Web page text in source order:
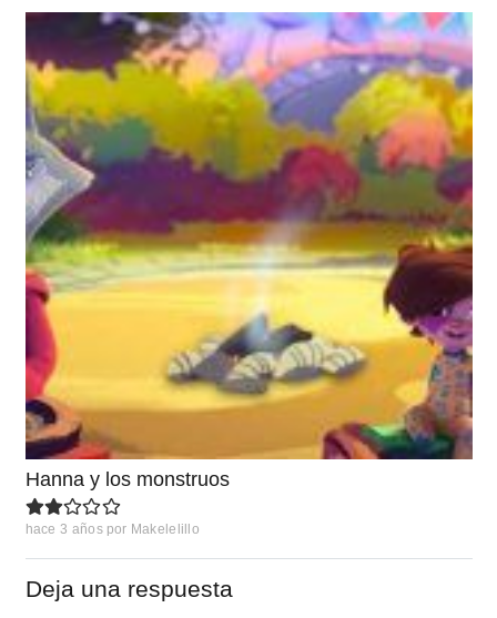
Hanna y los monstruos
hace 3 años por Makelelillo
Deja una respuesta